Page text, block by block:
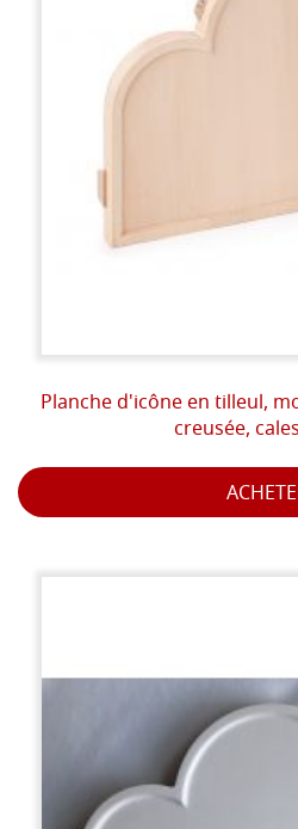
Planche d'icône en tilleul,
creusée,